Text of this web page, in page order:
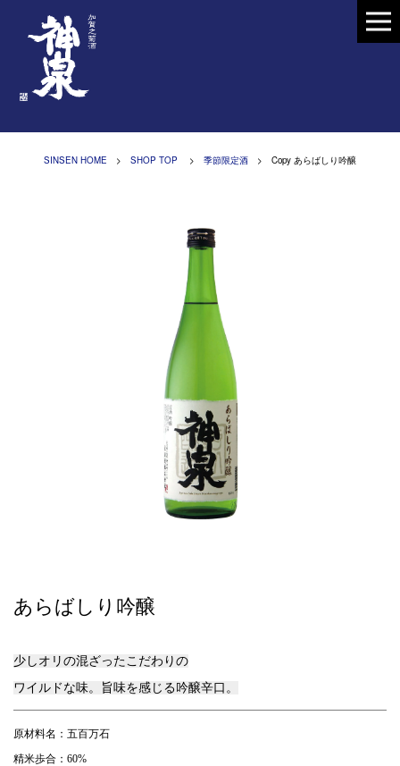
SINSEN HOME > SHOP TOP > 季節限定酒 > Copy あらばしり吟醸
あらばしり吟醸
少しオリの混ざったこだわりの
ワイルドな味。旨味を感じる吟醸辛口。
原材料名：五百万石
精米歩合：60%